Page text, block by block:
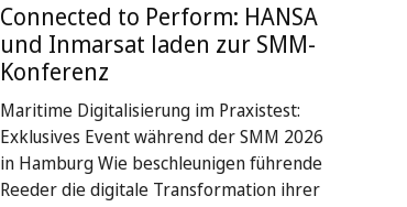
Connected to Perform: HANSA
und Inmarsat laden zur SMM-
Konferenz
Maritime Digitalisierung im Praxistest:
Exklusives Event während der SMM 2026
in Hamburg Wie beschleunigen führende
Reeder die digitale Transformation ihrer